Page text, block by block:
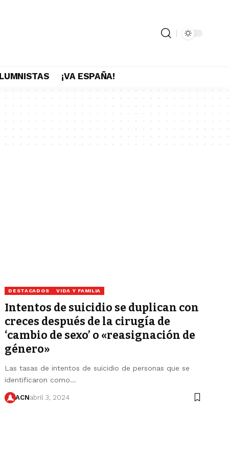
¡VA ESPAÑA!
DESTACADOS VIDA Y FAMILIA
Intentos de suicidio se duplican con
creces después de la cirugía de
‘cambio de sexo’ o «reasignación de
género»
Las tasas de intentos de suicidio de personas que se
identificaron como…
ACNabril 3, 2024